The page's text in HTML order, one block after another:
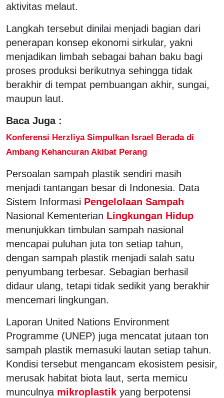
aktivitas melaut.
Langkah tersebut dinilai menjadi bagian dari
penerapan konsep ekonomi sirkular, yakni
menjadikan limbah sebagai bahan baku bagi
proses produksi berikutnya sehingga tidak
berakhir di tempat pembuangan akhir, sungai,
maupun laut.
Baca Juga :
Konferensi Herzliya Simpulkan Israel Berada di
Ambang Kehancuran Akibat Perang
Persoalan sampah plastik sendiri masih
menjadi tantangan besar di Indonesia. Data
Sistem Informasi Pengelolaan Sampah
Nasional Kementerian Lingkungan Hidup
menunjukkan timbulan sampah nasional
mencapai puluhan juta ton setiap tahun,
dengan sampah plastik menjadi salah satu
penyumbang terbesar. Sebagian berhasil
didaur ulang, tetapi tidak sedikit yang berakhir
mencemari lingkungan.
Laporan United Nations Environment
Programme (UNEP) juga mencatat jutaan ton
sampah plastik memasuki lautan setiap tahun.
Kondisi tersebut mengancam ekosistem pesisir,
merusak habitat biota laut, serta memicu
munculnya mikroplastik yang berpotensi